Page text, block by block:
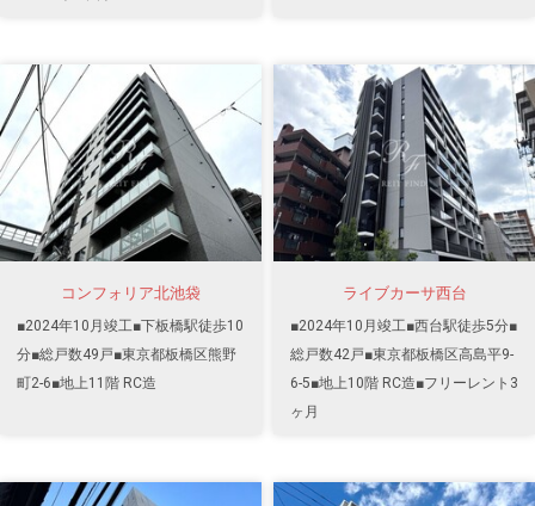
コンフォリア北池袋
■2024年10月竣工■下板橋駅徒歩10
分■総戸数49戸■東京都板橋区熊野
町2-6■地上11階 RC造
ライブカーサ西台
■2024年10月竣工■西台駅徒歩5分■
総戸数42戸■東京都板橋区高島平9-
6-5■地上10階 RC造■フリーレント3
ヶ月